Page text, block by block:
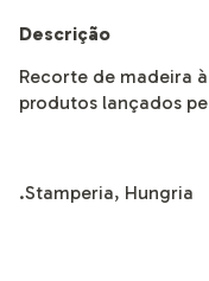
Descrição
Recorte de madeira
produtos lançados
.Stamperia, Hungria